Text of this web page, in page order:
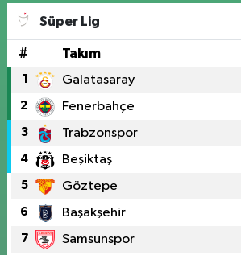
Süper Lig
# Takım
1 Galatasaray
2 Fenerbahçe
3 Trabzonspor
4 Beşiktaş
5 Göztepe
6 Başakşehir
7 Samsunspor